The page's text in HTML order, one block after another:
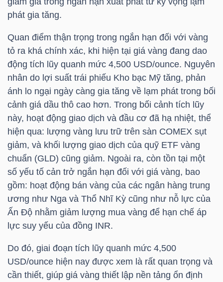
phát gia tăng.
Quan điểm thận trọng trong ngắn hạn đối với vàng
tỏ ra khá chính xác, khi hiện tại giá vàng đang dao
động tích lũy quanh mức 4,500 USD/ounce. Nguyên
nhân do lợi suất trái phiếu Kho bạc Mỹ tăng, phản
ánh lo ngại ngày càng gia tăng về lạm phát trong bối
cảnh giá dầu thô cao hơn. Trong bối cảnh tích lũy
này, hoạt động giao dịch và đầu cơ đã hạ nhiệt, thể
hiện qua: lượng vàng lưu trữ trên sàn COMEX sụt
giảm, và khối lượng giao dịch của quỹ ETF vàng
chuẩn (GLD) cũng giảm. Ngoài ra, còn tồn tại một
số yếu tố cản trở ngắn hạn đối với giá vàng, bao
gồm: hoạt động bán vàng của các ngân hàng trung
ương như Nga và Thổ Nhĩ Kỳ cũng như nỗ lực của
Ấn Độ nhằm giảm lượng mua vàng để hạn chế áp
lực suy yếu của đồng INR.
Do đó, giai đoạn tích lũy quanh mức 4,500
USD/ounce hiện nay được xem là rất quan trọng và
cần thiết, giúp giá vàng thiết lập nền tảng ổn định
Mã
chứng
khoán
(-)
Tất cả Cổ phiếu Chỉ số
Lãnh
đạo
(-)
Tất cả Người nội bộ Người liên quan Cổ đông lớn
Tin
tức
(-)
viết
của
tác